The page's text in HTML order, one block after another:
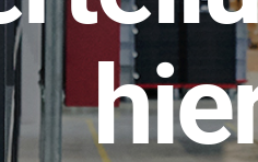
im Alltag,